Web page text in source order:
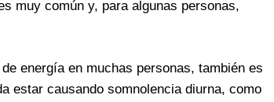
muy común y, para algunas personas,
energía en muchas personas, también es
estar causando somnolencia diurna, como